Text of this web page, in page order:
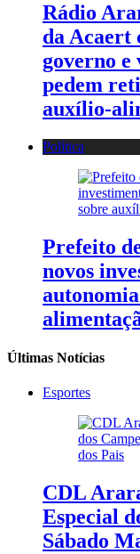
Rádio
da Acaert
governo e
pedem
auxílio-
Política
Prefeito
novos
Últimas Notícias
Esportes
CDL
Especial
Sábado